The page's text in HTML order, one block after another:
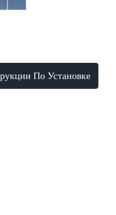
По Установке